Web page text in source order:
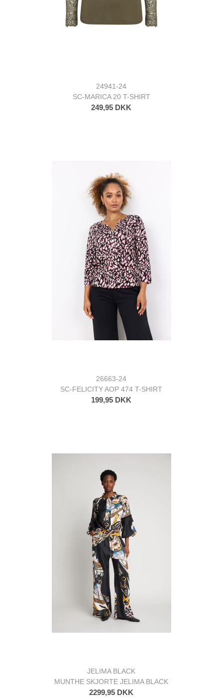
24941-24
SC-MARICA 20 T-SHIRT
249,95 DKK
26663-24
SC-FELICITY AOP 474 T-SHIRT
199,95 DKK
JELIMA BLACK
MUNTHE SKJORTE JELIMA BLACK
2299,95 DKK